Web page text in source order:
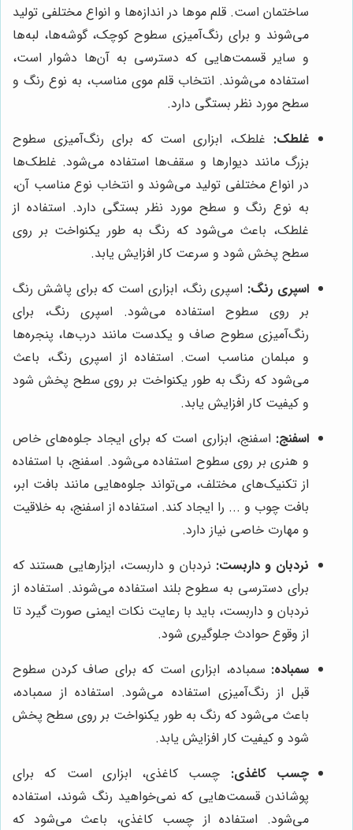
ساختمان است. قلم موها در اندازه‌ها و انواع مختلفی تولید
می‌شوند و برای رنگ‌آمیزی سطوح کوچک، گوشه‌ها، لبه‌ها
و سایر قسمت‌هایی که دسترسی به آن‌ها دشوار است،
استفاده می‌شوند. انتخاب قلم موی مناسب، به نوع رنگ و
سطح مورد نظر بستگی دارد.
غلطک: غلطک، ابزاری است که برای رنگ‌آمیزی سطوح
بزرگ مانند دیوارها و سقف‌ها استفاده می‌شود. غلطک‌ها
در انواع مختلفی تولید می‌شوند و انتخاب نوع مناسب آن،
به نوع رنگ و سطح مورد نظر بستگی دارد. استفاده از
غلطک، باعث می‌شود که رنگ به طور یکنواخت بر روی
سطح پخش شود و سرعت کار افزایش یابد.
اسپری رنگ: اسپری رنگ، ابزاری است که برای پاشش رنگ
بر روی سطوح استفاده می‌شود. اسپری رنگ، برای
رنگ‌آمیزی سطوح صاف و یکدست مانند درب‌ها، پنجره‌ها
و مبلمان مناسب است. استفاده از اسپری رنگ، باعث
می‌شود که رنگ به طور یکنواخت بر روی سطح پخش شود
و کیفیت کار افزایش یابد.
اسفنج: اسفنج، ابزاری است که برای ایجاد جلوه‌های خاص
و هنری بر روی سطوح استفاده می‌شود. اسفنج، با استفاده
از تکنیک‌های مختلف، می‌تواند جلوه‌هایی مانند بافت ابر،
بافت چوب و ... را ایجاد کند. استفاده از اسفنج، به خلاقیت
و مهارت خاصی نیاز دارد.
نردبان و داربست: نردبان و داربست، ابزارهایی هستند که
برای دسترسی به سطوح بلند استفاده می‌شوند. استفاده از
نردبان و داربست، باید با رعایت نکات ایمنی صورت گیرد تا
از وقوع حوادث جلوگیری شود.
سمباده: سمباده، ابزاری است که برای صاف کردن سطوح
قبل از رنگ‌آمیزی استفاده می‌شود. استفاده از سمباده،
باعث می‌شود که رنگ به طور یکنواخت بر روی سطح پخش
شود و کیفیت کار افزایش یابد.
چسب کاغذی: چسب کاغذی، ابزاری است که برای
پوشاندن قسمت‌هایی که نمی‌خواهید رنگ شوند، استفاده
می‌شود. استفاده از چسب کاغذی، باعث می‌شود که